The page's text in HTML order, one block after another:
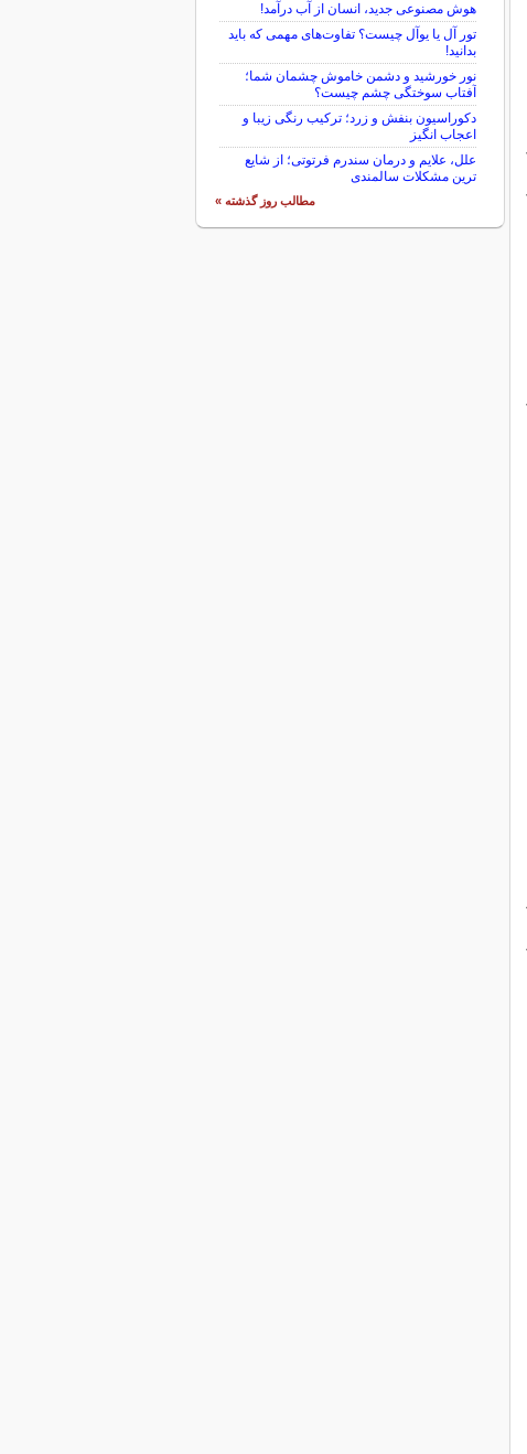
هوش مصنوعی جدید، انسان از آب درآمد!
تور آل یا یوآل چیست؟ تفاوت‌های مهمی که باید
بدانید!
نور خورشید و دشمن خاموش چشمان شما؛
آفتاب سوختگی چشم چیست؟
دکوراسیون بنفش و زرد؛ ترکیب رنگی زیبا و
اعجاب انگیز
علل، علایم و درمان سندرم فرتوتی؛ از شایع
ترین مشکلات سالمندی
مطالب روز گذشته »